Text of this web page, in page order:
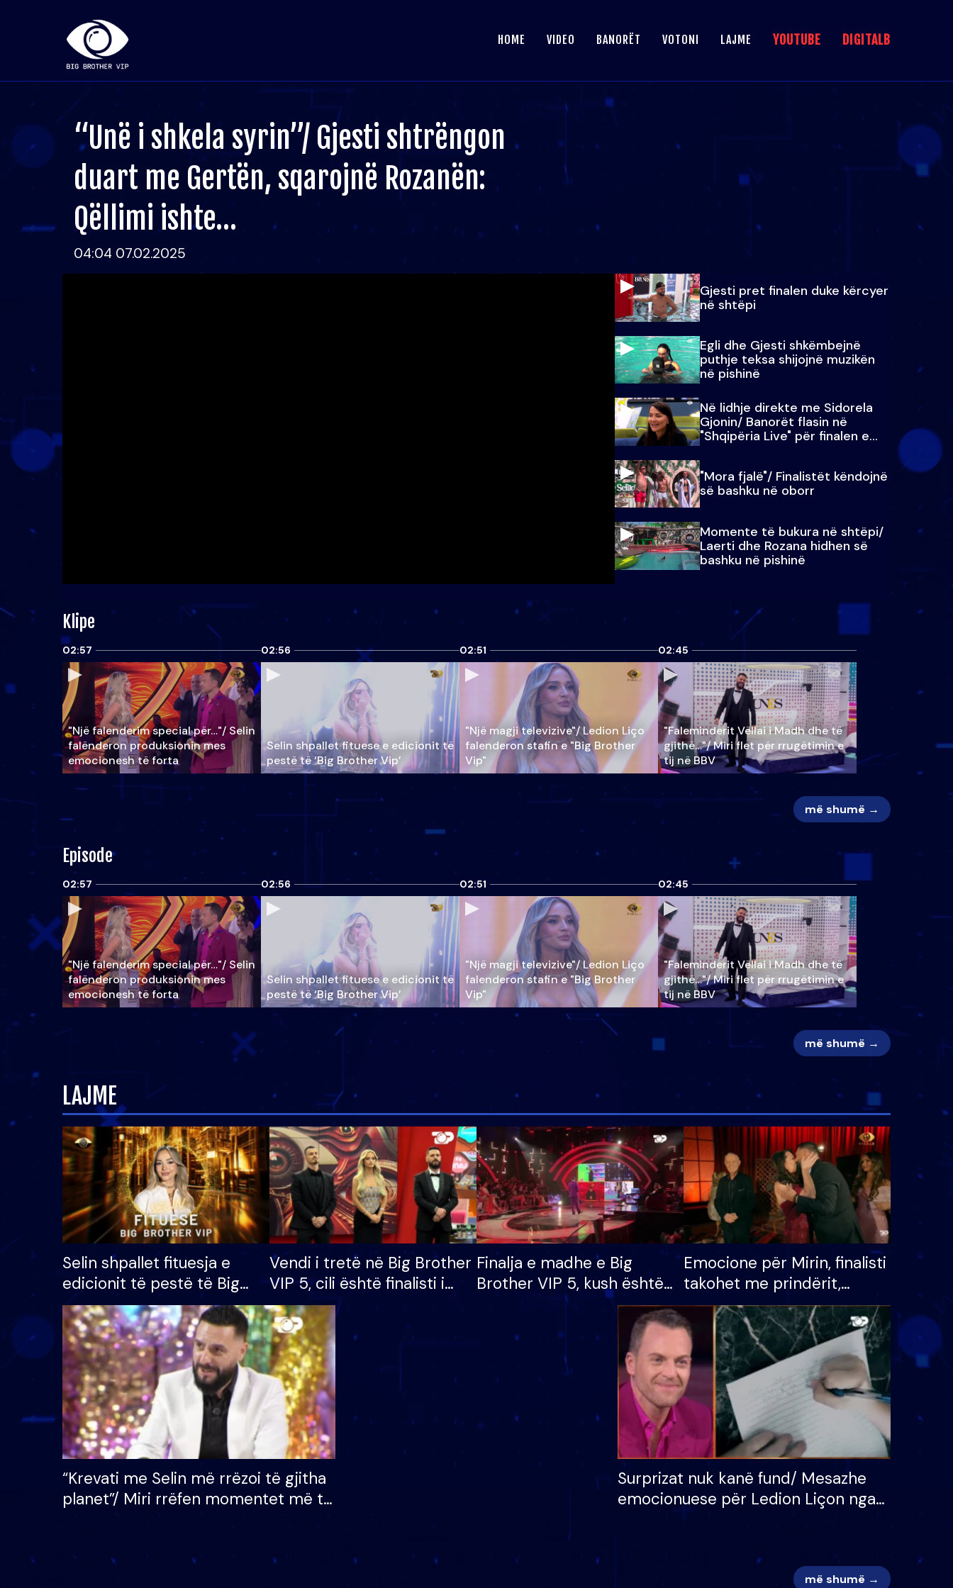
HOME VIDEO BANORËT VOTONI LAJME YOUTUBE DIGITALB
“Unë i shkela syrin”/ Gjesti shtrëngon
duart me Gertën, sqarojnë Rozanën:
Qëllimi ishte…
04:04 07.02.2025
Gjesti pret finalen duke kërcyer
në shtëpi
Egli dhe Gjesti shkëmbejnë
puthje teksa shijojnë muzikën
në pishinë
Në lidhje direkte me Sidorela
Gjonin/ Banorët flasin në
"Shqipëria Live" për finalen e
madhe
"Mora fjalë"/ Finalistët këndojnë
së bashku në oborr
Momente të bukura në shtëpi/
Laerti dhe Rozana hidhen së
bashku në pishinë
Klipe
02:57
"Një falenderim special për…"/ Selin
falënderon produksionin mes
emocionesh të forta
02:56
Selin shpallet fituese e edicionit të
pestë të ‘Big Brother Vip’
02:51
"Një magji televizive"/ Ledion Liço
falenderon stafin e "Big Brother
Vip"
02:45
"Faleminderit Vëllai i Madh dhe të
gjithë…"/ Miri flet për rrugëtimin e
tij në BBV
më shumë →
Episode
02:57
"Një falenderim special për…"/ Selin
falënderon produksionin mes
emocionesh të forta
02:56
Selin shpallet fituese e edicionit të
pestë të ‘Big Brother Vip’
02:51
"Një magji televizive"/ Ledion Liço
falenderon stafin e "Big Brother
Vip"
02:45
"Faleminderit Vëllai i Madh dhe të
gjithë…"/ Miri flet për rrugëtimin e
tij në BBV
më shumë →
LAJME
Selin shpallet fituesja e
edicionit të pestë të Big
Brother VIP, rrëmben
çmimin e madh prej 100
mijë eurosh
Vendi i tretë në Big Brother
VIP 5, cili është finalisti i
radhës që lë shtëpinë
Finalja e madhe e Big
Brother VIP 5, kush është
banori i parë që lë shtëpinë
dhe humb mundësinë për
të fituar çmimin e madh
Emocione për Mirin, finalisti
takohet me prindërit,
vajzën dhe bashkëshorten:
S’kemi ndonjë letër divorci
apo jo?
“Krevati me Selin më rrëzoi të gjitha
planet”/ Miri rrëfen momentet më të
bukura në shtëpinë e BB VIP: Do më
Surprizat nuk kanë fund/ Mesazhe
emocionuese për Ledion Liçon nga
nëna dhe fëmijët e tij, moderatori
më shumë →